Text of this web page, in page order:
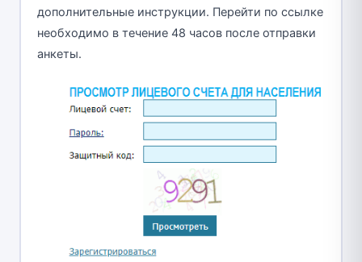
дополнительные инструкции. Перейти по ссылке
необходимо в течение 48 часов после отправки
анкеты.